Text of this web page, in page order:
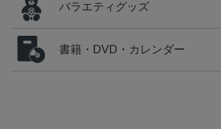
バラエティグッズ
書籍・DVD・カレンダー